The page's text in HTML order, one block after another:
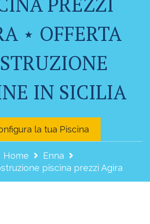
⋆ OFFERTA
IN SICILIA
la tua Piscina
Home
Enna
piscina prezzi Agira